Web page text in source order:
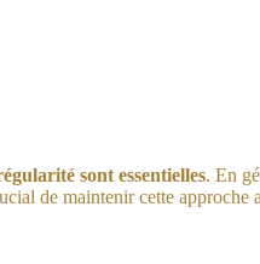
sont essentielles. En
de maintenir cette